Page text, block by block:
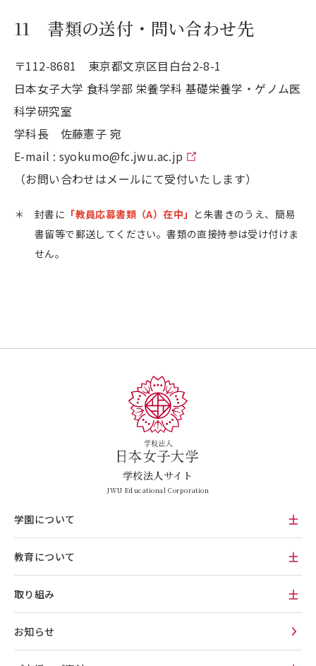
11 書類の送付・問い合わせ先
〒112-8681 東京都文京区目白台2-8-1
日本女子大学 食科学部 栄養学科 基礎栄養学・ゲノム医
科学研究室
学科長 佐藤憲子 宛
E-mail : syokumo@fc.jwu.ac.jp
（お問い合わせはメールにて受付いたします）
＊ 封書に 「教員応募書類（A）在中」 と朱書きのうえ、簡易
書留等で郵送してください。書類の直接持参は受け付けま
せん。
学校法人サイト
JWU Educational Corporation
学園について
教育について
取り組み
お知らせ